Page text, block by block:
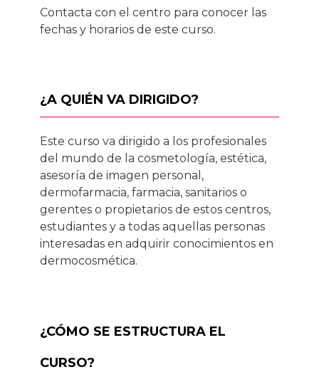
Contacta con el centro para conocer las
fechas y horarios de este curso.
¿A QUIÉN VA DIRIGIDO?
Este curso va dirigido a los profesionales
del mundo de la cosmetología, estética,
asesoría de imagen personal,
dermofarmacia, farmacia, sanitarios o
gerentes o propietarios de estos centros,
estudiantes y a todas aquellas personas
interesadas en adquirir conocimientos en
dermocosmética.
¿CÓMO SE ESTRUCTURA EL
CURSO?